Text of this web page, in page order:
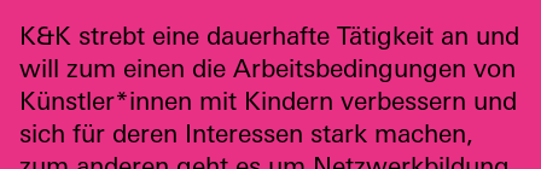
K&K strebt eine dauerhafte Tätigkeit an und
will zum einen die Arbeitsbedingungen von
Künstler*innen mit Kindern verbessern und
sich für deren Interessen stark machen,